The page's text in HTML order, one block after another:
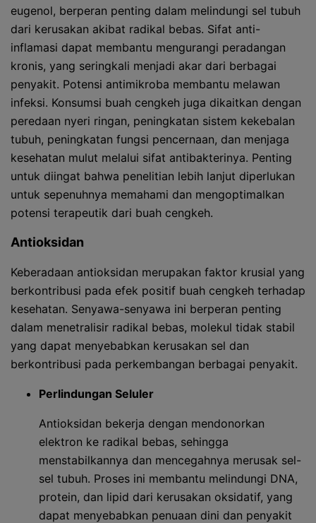
eugenol, berperan penting dalam melindungi sel tubuh
dari kerusakan akibat radikal bebas. Sifat anti-
inflamasi dapat membantu mengurangi peradangan
kronis, yang seringkali menjadi akar dari berbagai
penyakit. Potensi antimikroba membantu melawan
infeksi. Konsumsi buah cengkeh juga dikaitkan dengan
peredaan nyeri ringan, peningkatan sistem kekebalan
tubuh, peningkatan fungsi pencernaan, dan menjaga
kesehatan mulut melalui sifat antibakterinya. Penting
untuk diingat bahwa penelitian lebih lanjut diperlukan
untuk sepenuhnya memahami dan mengoptimalkan
potensi terapeutik dari buah cengkeh.
Antioksidan
Keberadaan antioksidan merupakan faktor krusial yang
berkontribusi pada efek positif buah cengkeh terhadap
kesehatan. Senyawa-senyawa ini berperan penting
dalam menetralisir radikal bebas, molekul tidak stabil
yang dapat menyebabkan kerusakan sel dan
berkontribusi pada perkembangan berbagai penyakit.
Perlindungan Seluler
Antioksidan bekerja dengan mendonorkan
elektron ke radikal bebas, sehingga
menstabilkannya dan mencegahnya merusak sel-
sel tubuh. Proses ini membantu melindungi DNA,
protein, dan lipid dari kerusakan oksidatif, yang
dapat menyebabkan penuaan dini dan penyakit